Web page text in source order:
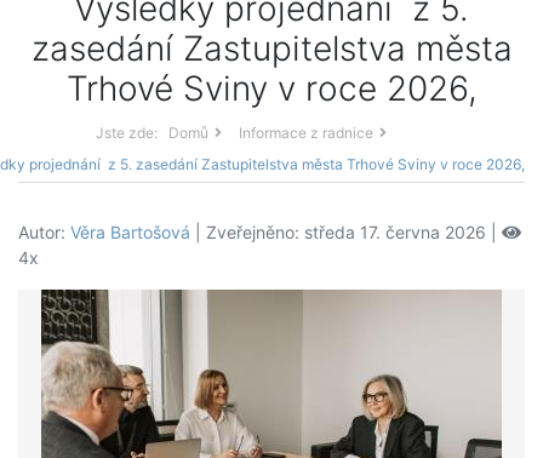
Výsledky projednání z 5.
zasedání Zastupitelstva města
Trhové Sviny v roce 2026,
Jste zde: Domů
Informace z radnice
projednání z 5. zasedání Zastupitelstva města Trhové Sviny v roce 2026,
Autor: Věra Bartošová | Zveřejněno: středa 17. června 2026 |
4x